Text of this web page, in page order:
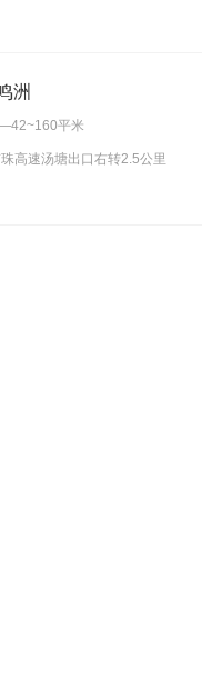
洲
平米
高速汤塘出口右转2.5公里